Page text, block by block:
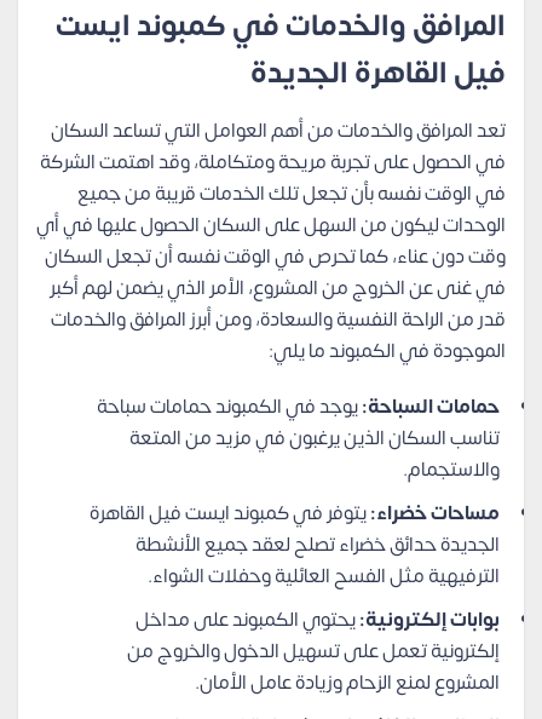
المرافق والخدمات في كمبوند ايست
فيل القاهرة الجديدة
تعد المرافق والخدمات من أهم العوامل التي تساعد السكان
في الحصول على تجربة مريحة ومتكاملة، وقد اهتمت الشركة
في الوقت نفسه بأن تجعل تلك الخدمات قريبة من جميع
الوحدات ليكون من السهل على السكان الحصول عليها في أي
وقت دون عناء، كما تحرص في الوقت نفسه أن تجعل السكان
في غنى عن الخروج من المشروع، الأمر الذي يضمن لهم أكبر
قدر من الراحة النفسية والسعادة، ومن أبرز المرافق والخدمات
الموجودة في الكمبوند ما يلي:
حمامات السباحة:يوجد في الكمبوند حمامات سباحة
تناسب السكان الذين يرغبون في مزيد من المتعة
والاستجمام.
مساحات خضراء:يتوفر في كمبوند ايست فيل القاهرة
الجديدة حدائق خضراء تصلح لعقد جميع الأنشطة
الترفيهية مثل الفسح العائلية وحفلات الشواء.
بوابات إلكترونية:يحتوي الكمبوند على مداخل
إلكترونية تعمل على تسهيل الدخول والخروج من
المشروع لمنع الزحام وزيادة عامل الأمان.